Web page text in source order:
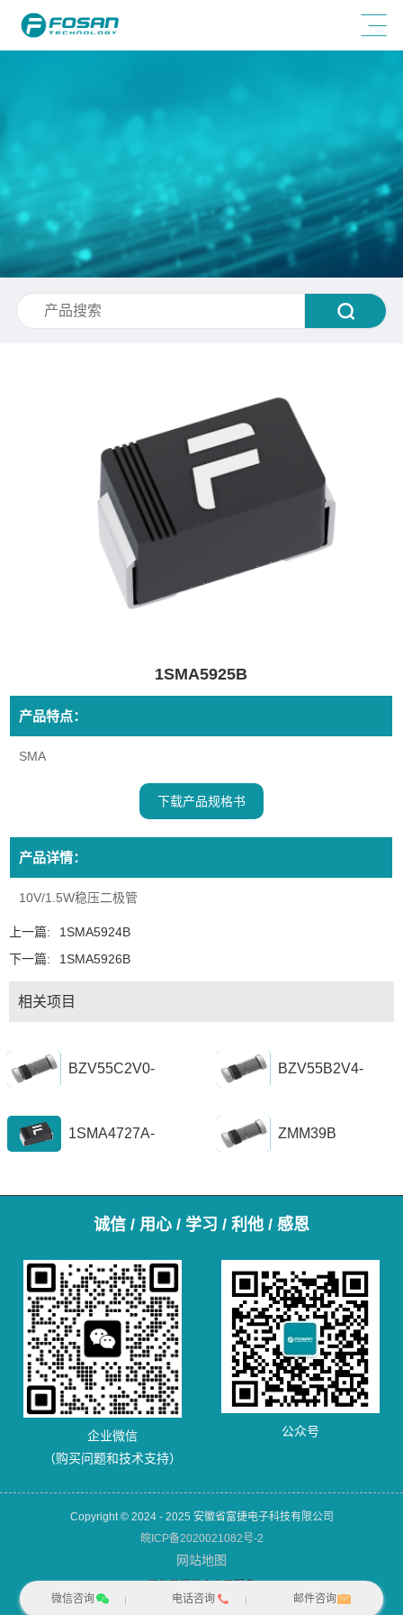
1SMA5925B
产品特点：
SMA
下载产品规格书
产品详情：
10V/1.5W稳压二极管
上一篇:
1SMA5924B
下一篇:
1SMA5926B
相关项目
BZV55C2V0- BZV55B2V4-
1SMA4727A-
ZMM39B
诚信 / 用心 / 学习 / 利他 / 感恩
企业微信
（购买问题和技术支持）
公众号
Copyright © 2024 - 2025 安徽省富捷电子科技有限公司
皖ICP备2020021082号-2
网站地图
微信咨询
电话咨询 邮件咨询